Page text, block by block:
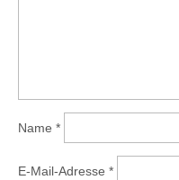
Name *
E-Mail-Adresse *